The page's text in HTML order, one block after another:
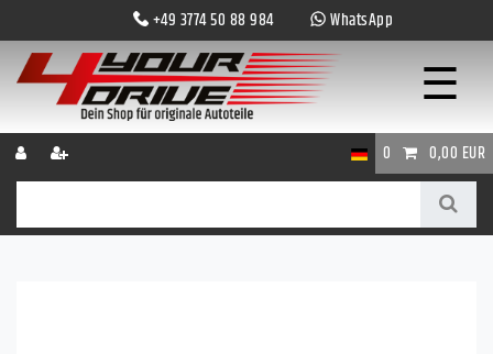
+49 3774 50 88 984 WhatsApp
☰
0 0,00 EUR